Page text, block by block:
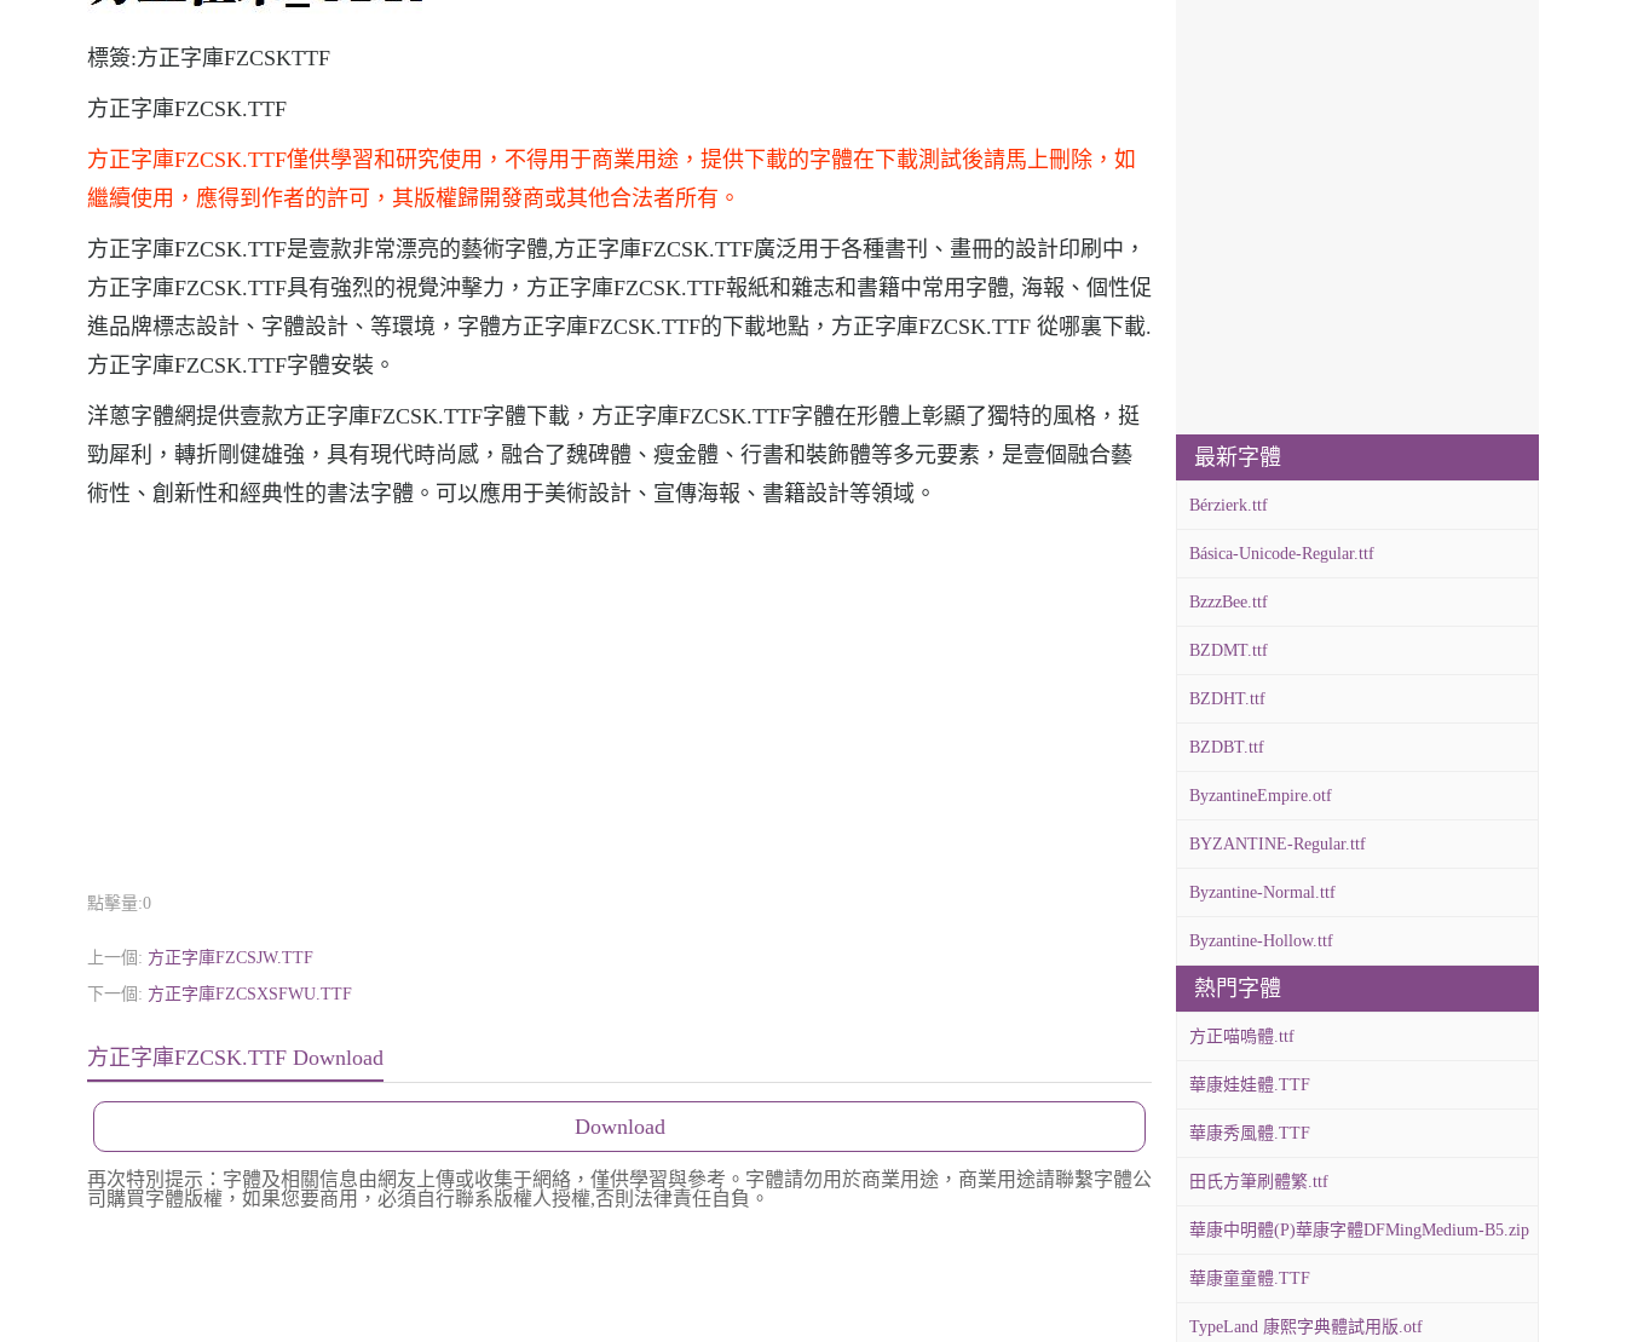
標簽:方正字庫FZCSKTTF
方正字庫FZCSK.TTF
方正字庫FZCSK.TTF僅供學習和研究使用，不得用于商業用途，提供下載的字體在下載測試後請馬上刪除，如
繼續使用，應得到作者的許可，其版權歸開發商或其他合法者所有。
方正字庫FZCSK.TTF是壹款非常漂亮的藝術字體,方正字庫FZCSK.TTF廣泛用于各種書刊、畫冊的設計印刷中，
方正字庫FZCSK.TTF具有強烈的視覺沖擊力，方正字庫FZCSK.TTF報紙和雜志和書籍中常用字體, 海報、個性促
進品牌標志設計、字體設計、等環境，字體方正字庫FZCSK.TTF的下載地點，方正字庫FZCSK.TTF 從哪裏下載.
方正字庫FZCSK.TTF字體安裝。
洋蔥字體網提供壹款方正字庫FZCSK.TTF字體下載，方正字庫FZCSK.TTF字體在形體上彰顯了獨特的風格，挺
勁犀利，轉折剛健雄強，具有現代時尚感，融合了魏碑體、瘦金體、行書和裝飾體等多元要素，是壹個融合藝
術性、創新性和經典性的書法字體。可以應用于美術設計、宣傳海報、書籍設計等領域。
點擊量:0
上一個: 方正字庫FZCSJW.TTF
下一個: 方正字庫FZCSXSFWU.TTF
方正字庫FZCSK.TTF Download
Download
再次特別提示：字體及相關信息由網友上傳或收集于網絡，僅供學習與參考。字體請勿用於商業用途，商業用途請聯繫字體公
司購買字體版權，如果您要商用，必須自行聯系版權人授權,否則法律責任自負。
最新字體
Bérzierk.ttf
Básica-Unicode-Regular.ttf
BzzzBee.ttf
BZDMT.ttf
BZDHT.ttf
BZDBT.ttf
ByzantineEmpire.otf
BYZANTINE-Regular.ttf
Byzantine-Normal.ttf
Byzantine-Hollow.ttf
熱門字體
方正喵嗚體.ttf
華康娃娃體.TTF
華康秀風體.TTF
田氏方筆刷體繁.ttf
華康中明體(P)華康字體DFMingMedium-B5.zip
華康童童體.TTF
TypeLand 康熙字典體試用版.otf